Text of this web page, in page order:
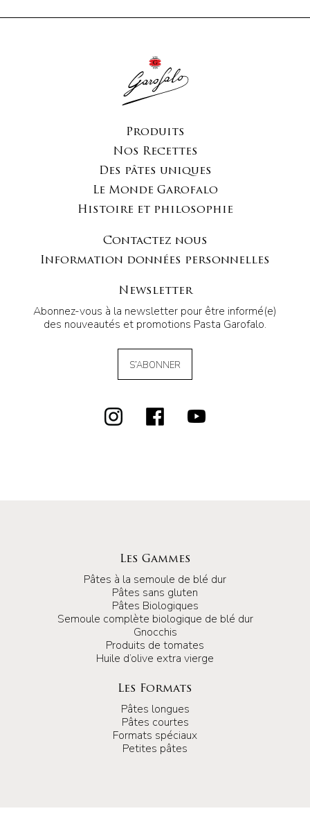
Produits
Nos Recettes
Des pâtes uniques
Le Monde Garofalo
Histoire et philosophie
Contactez nous
Information données personnelles
Newsletter
Abonnez-vous à la newsletter pour être informé(e)
des nouveautés et promotions Pasta Garofalo.
S’ABONNER
Les Gammes
Pâtes à la semoule de blé dur
Pâtes sans gluten
Pâtes Biologiques
Semoule complète biologique de blé dur
Gnocchis
Produits de tomates
Huile d’olive extra vierge
Les Formats
Pâtes longues
Pâtes courtes
Formats spéciaux
Petites pâtes